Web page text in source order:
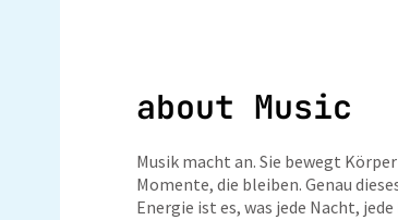
about Music
Musik macht an. Sie bewegt
Momente, die bleiben. Genau
Energie ist es, was jede Nacht,